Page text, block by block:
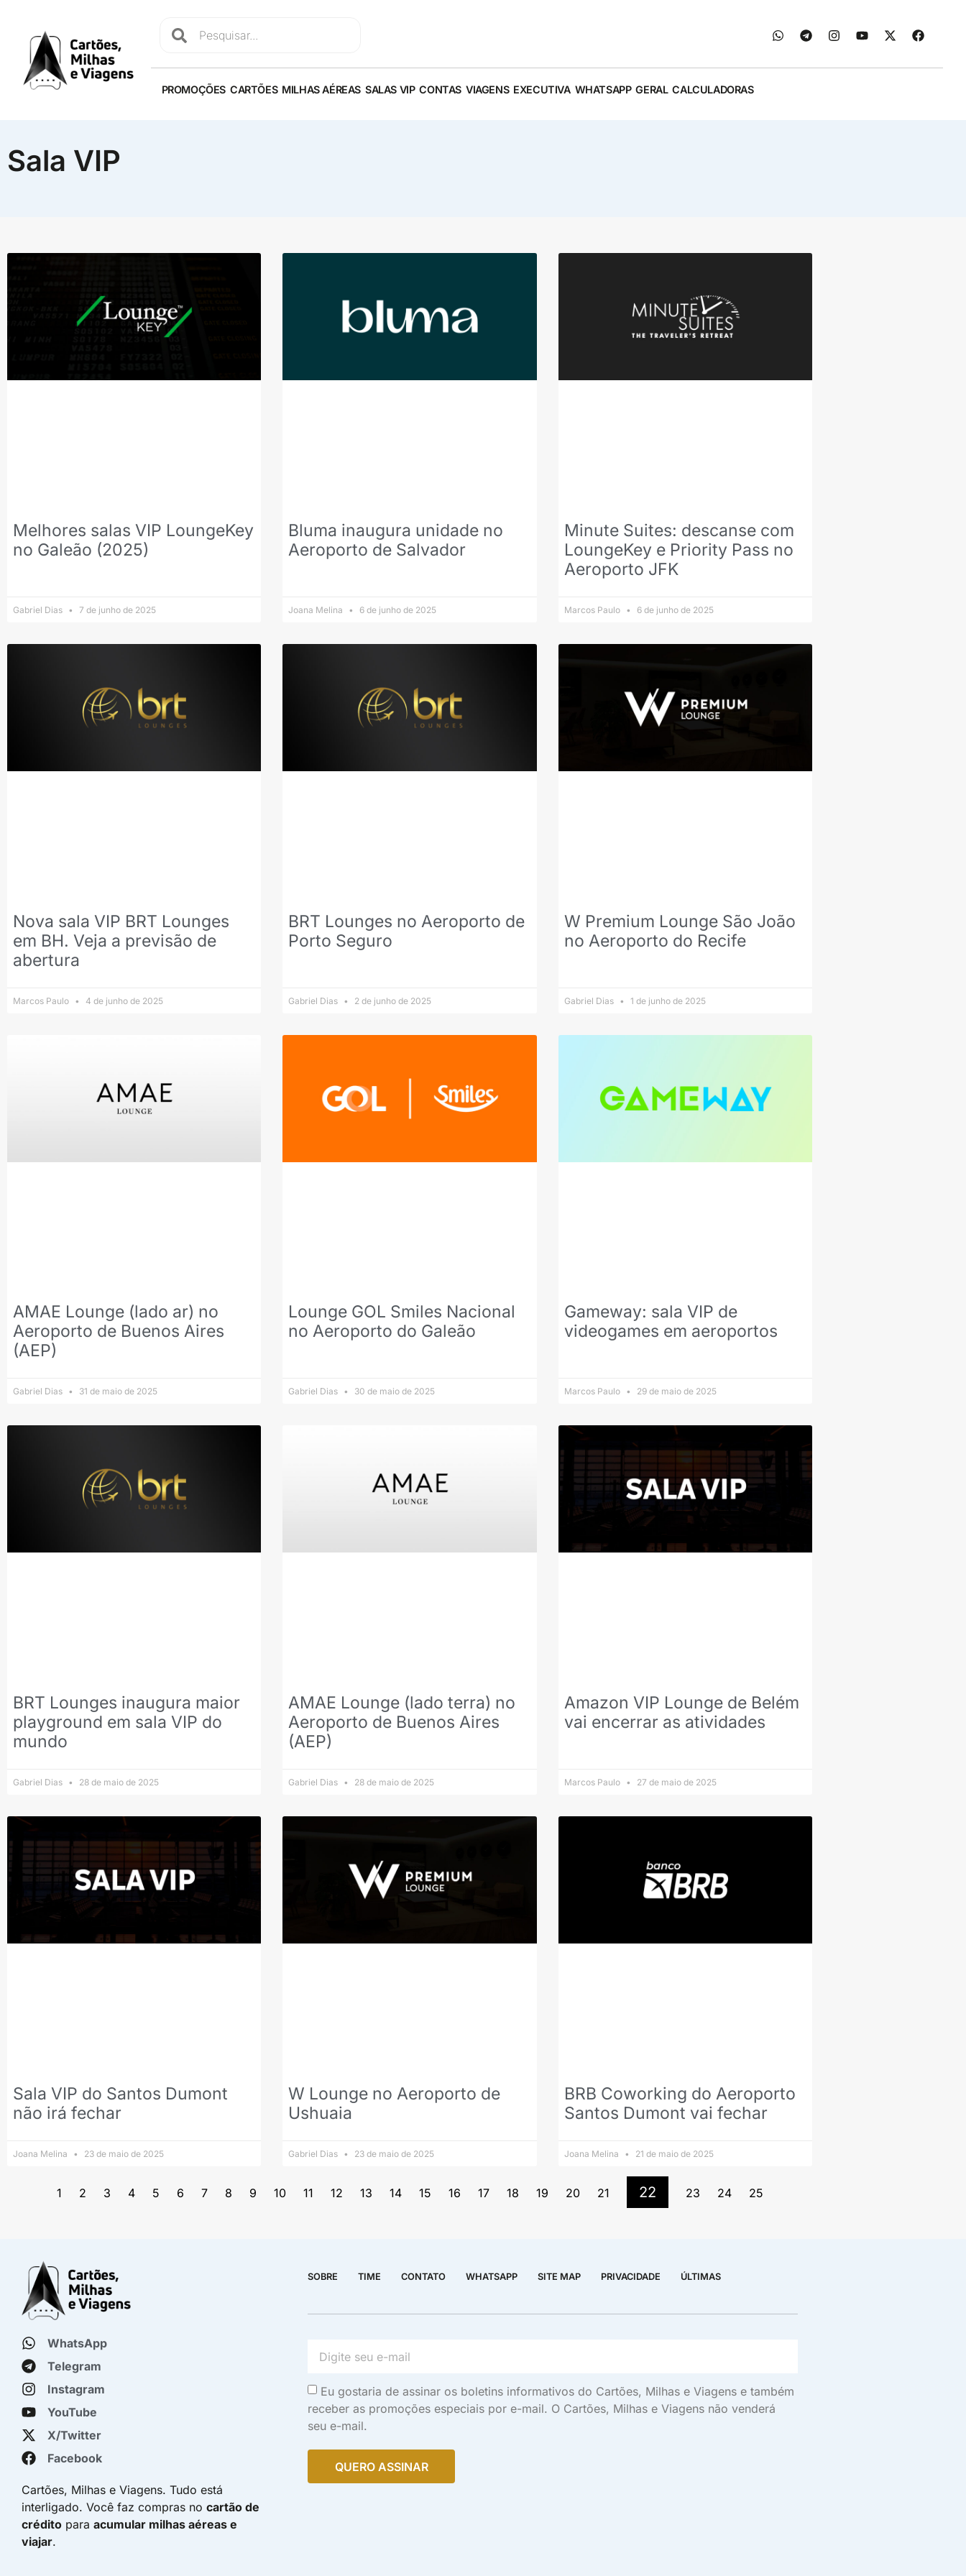
PROMOÇÕES CARTÕES MILHAS AÉREAS SALAS VIP CONTAS VIAGENS EXECUTIVA WHATSAPP GERAL CALCULADORAS
Sala VIP
Melhores salas VIP LoungeKey
no Galeão (2025)
Gabriel Dias 7 de junho de 2025
Bluma inaugura unidade no
Aeroporto de Salvador
Joana Melina 6 de junho de 2025
Minute Suites: descanse com
LoungeKey e Priority Pass no
Aeroporto JFK
Marcos Paulo 6 de junho de 2025
Nova sala VIP BRT Lounges
em BH. Veja a previsão de
abertura
Marcos Paulo 4 de junho de 2025
BRT Lounges no Aeroporto de
Porto Seguro
Gabriel Dias 2 de junho de 2025
W Premium Lounge São João
no Aeroporto do Recife
Gabriel Dias 1 de junho de 2025
AMAE Lounge (lado ar) no
Aeroporto de Buenos Aires
(AEP)
Gabriel Dias 31 de maio de 2025
Lounge GOL Smiles Nacional
no Aeroporto do Galeão
Gabriel Dias 30 de maio de 2025
Gameway: sala VIP de
videogames em aeroportos
Marcos Paulo 29 de maio de 2025
BRT Lounges inaugura maior
playground em sala VIP do
mundo
Gabriel Dias 28 de maio de 2025
AMAE Lounge (lado terra) no
Aeroporto de Buenos Aires
(AEP)
Gabriel Dias 28 de maio de 2025
Amazon VIP Lounge de Belém
vai encerrar as atividades
Marcos Paulo 27 de maio de 2025
Sala VIP do Santos Dumont
não irá fechar
Joana Melina 23 de maio de 2025
W Lounge no Aeroporto de
Ushuaia
Gabriel Dias 23 de maio de 2025
BRB Coworking do Aeroporto
Santos Dumont vai fechar
Joana Melina 21 de maio de 2025
1 2 3 4 5 6 7 8 9 10 11 12 13 14 15 16 17 18 19 20 21 22 23 24 25
WhatsApp
Telegram
Instagram
YouTube
X/Twitter
Facebook
Cartões, Milhas e Viagens. Tudo está
interligado. Você faz compras no cartão de
crédito para acumular milhas aéreas e
viajar.
SOBRE TIME CONTATO WHATSAPP SITE MAP PRIVACIDADE ÚLTIMAS
Eu gostaria de assinar os boletins informativos do Cartões, Milhas e Viagens e também
receber as promoções especiais por e-mail. O Cartões, Milhas e Viagens não venderá
seu e-mail.
QUERO ASSINAR